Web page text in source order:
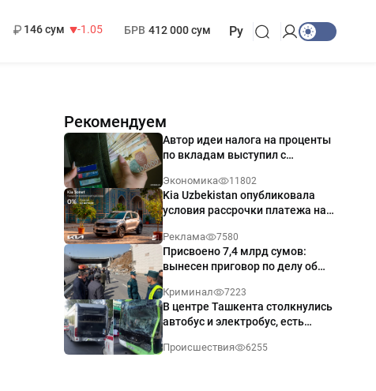
146 сум
-1.05
БРВ 412 000 сум Ру
Рекомендуем
Автор идеи налога на проценты
по вкладам выступил с
Экономика 11802
Kia Uzbekistan опубликовала
условия рассрочки платежа на
годовых
Реклама 7580
Присвоено 7,4 млрд сумов:
вынесен приговор по делу об
Ташкенте
Криминал 7223
В центре Ташкента столкнулись
автобус и электробус, есть
Происшествия 6255